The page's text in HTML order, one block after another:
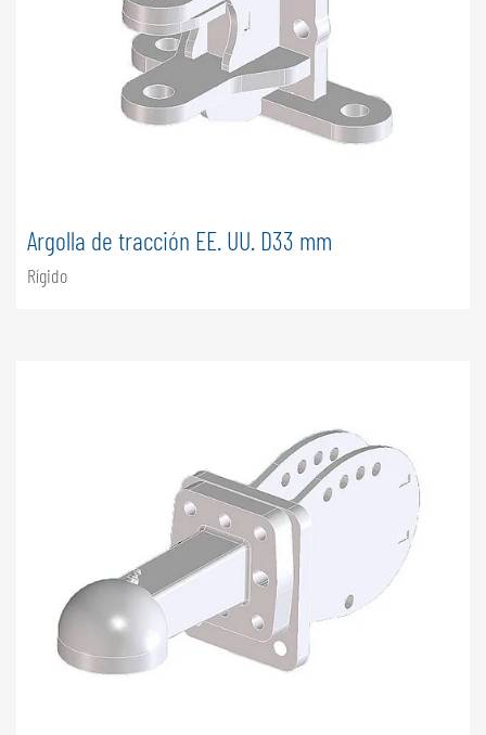
Argolla de tracción EE. UU. D33 mm
Rígido